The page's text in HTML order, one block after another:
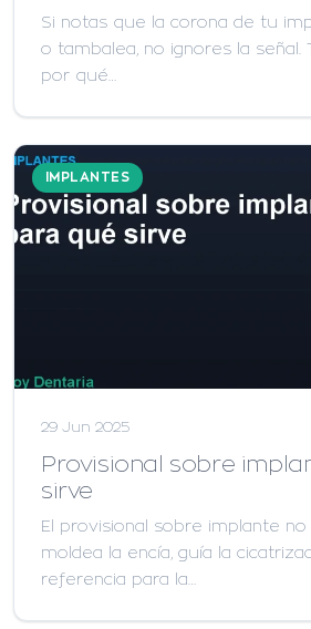
Si notas que la corona de tu
o tambalea, no ignores la señal.
por qué…
IMPLANTES
29 Jun 2025
Provisional sobre
sirve
El provisional sobre implante
moldea la encía, guía la
referencia para la…